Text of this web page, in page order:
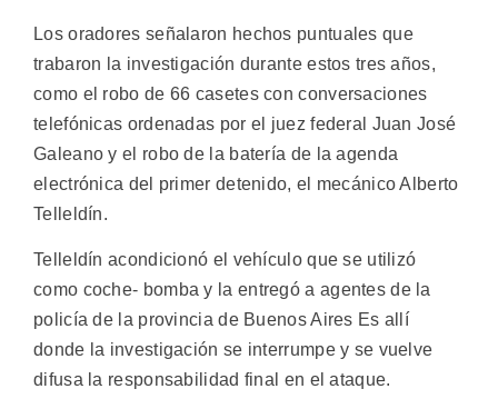
Los oradores señalaron hechos puntuales que
trabaron la investigación durante estos tres años,
como el robo de 66 casetes con conversaciones
telefónicas ordenadas por el juez federal Juan José
Galeano y el robo de la batería de la agenda
electrónica del primer detenido, el mecánico Alberto
Telleldín.
Telleldín acondicionó el vehículo que se utilizó
como coche- bomba y la entregó a agentes de la
policía de la provincia de Buenos Aires Es allí
donde la investigación se interrumpe y se vuelve
difusa la responsabilidad final en el ataque.